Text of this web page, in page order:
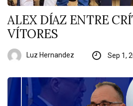
ALEX DÍAZ ENTRE
VÍTORES
Luz Hernandez Sep 1,